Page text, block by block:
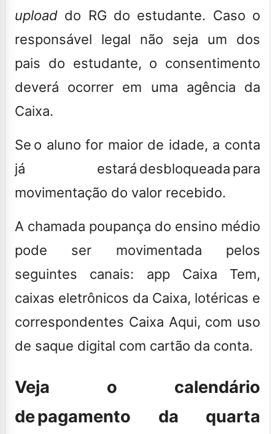
upload do RG do estudante. Caso o
responsável legal não seja um dos
pais do estudante, o consentimento
deverá ocorrer em uma agência da
Caixa.
Se o aluno for maior de idade, a conta
já estará desbloqueada para
movimentação do valor recebido.
A chamada poupança do ensino médio
pode ser movimentada pelos
seguintes canais: app Caixa Tem,
caixas eletrônicos da Caixa, lotéricas e
correspondentes Caixa Aqui, com uso
de saque digital com cartão da conta.
Veja o calendário
de pagamento da quarta